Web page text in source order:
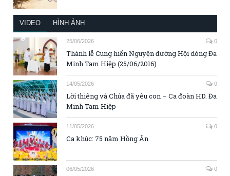
VIDEO HÌNH ẢNH
25/06/2026 0
Thánh lễ Cung hiến Nguyện đường Hội dòng Đa
Minh Tam Hiệp (25/06/2016)
14/05/2026 0
Lời thiêng và Chúa đã yêu con – Ca đoàn HD. Đa
Minh Tam Hiệp
11/05/2026 0
Ca khúc: 75 năm Hồng Ân
06/05/2026 0